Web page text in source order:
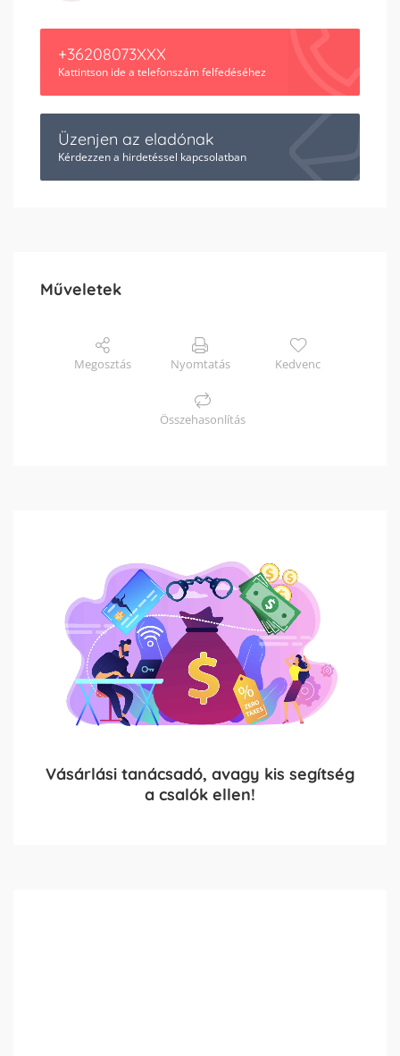
+36208073XXX
Kattintson ide a telefonszám felfedéséhez
Üzenjen az eladónak
Kérdezzen a hirdetéssel kapcsolatban
Műveletek
Megosztás Nyomtatás Kedvenc
Összehasonlítás
Vásárlási tanácsadó, avagy kis segítség
a csalók ellen!